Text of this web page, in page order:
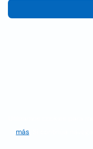
Utilizamos cookies para
más